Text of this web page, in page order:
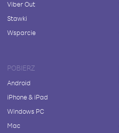
Viber Out
Stawki
Wsparcie
POBIERZ
Android
iPhone & iPad
Windows PC
Mac